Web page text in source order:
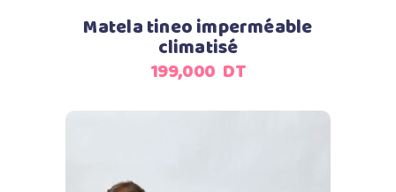
Matela tineo imperméable
climatisé
199,000 DT